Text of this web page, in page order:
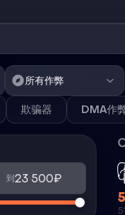
所有作弊
欺骗器 DMA作
到23 500₽